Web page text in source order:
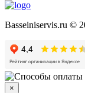
Basseiniservis.ru ©
×